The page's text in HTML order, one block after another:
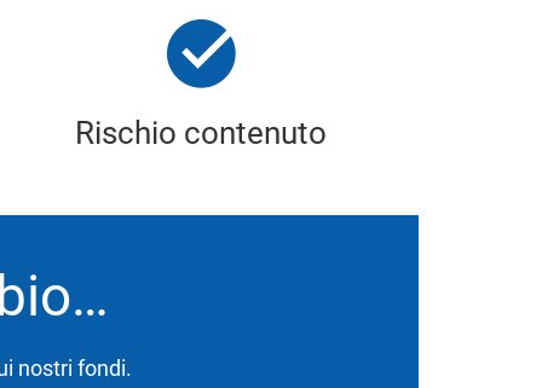
Rischio contenuto
nostri fondi.